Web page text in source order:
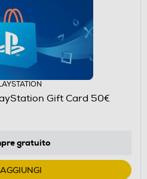
Gift Card 50€
gratuito
AGGIUNGI